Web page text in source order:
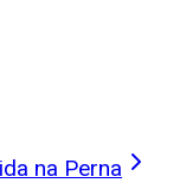
na Perna